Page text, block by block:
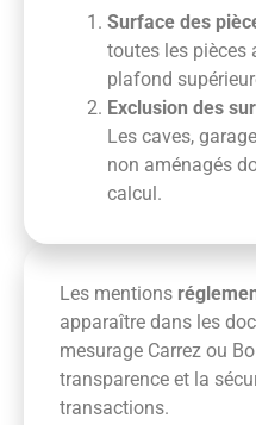
Surface des
toutes les pièces
plafond
Exclusion des
Les caves,
non aménagés
calcul.
Les mentions
apparaître dans les
mesurage Carrez ou
transparence et la
transactions.